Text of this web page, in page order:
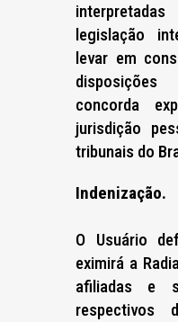
legislação
levar em
concorda
jurisdição
tribunais do
Indenização.
O Usuário
eximirá a
afiliadas e
respectivos